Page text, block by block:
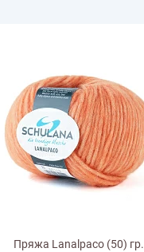
Пряжа Lanalpaco (50) гр.